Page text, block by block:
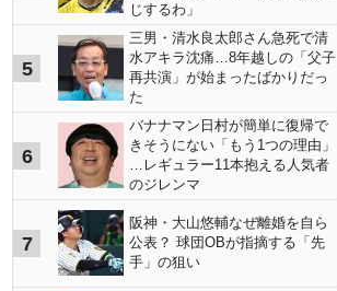
じするわ」
5
三男・清水良太郎さん急死で清
水アキラ沈痛…8年越しの「父子
再共演」が始まったばかりだっ
た
6
バナナマン日村が簡単に復帰で
きそうにない「もう1つの理由」
…レギュラー11本抱える人気者
のジレンマ
7
阪神・大山悠輔なぜ離婚を自ら
公表？ 球団OBが指摘する「先
手」の狙い